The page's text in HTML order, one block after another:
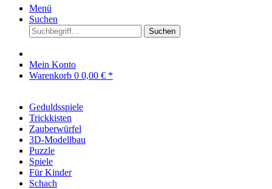
Menü
Suchen
Suchen
Mein Konto
Warenkorb 0 0,00 € *
Geduldsspiele
Trickkisten
Zauberwürfel
3D-Modellbau
Puzzle
Spiele
Für Kinder
Schach